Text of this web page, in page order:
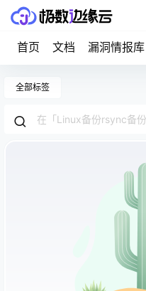
首页 文档 漏洞情报库
全部标签